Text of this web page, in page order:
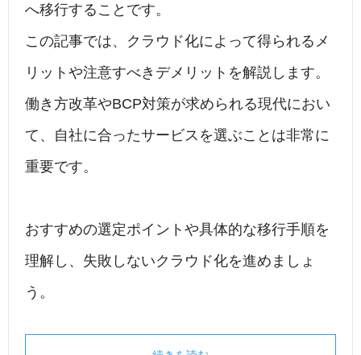
へ移行することです。
この記事では、クラウド化によって得られるメ
リットや注意すべきデメリットを解説します。
働き方改革やBCP対策が求められる現代におい
て、自社に合ったサービスを選ぶことは非常に
重要です。
おすすめの選定ポイントや具体的な移行手順を
理解し、失敗しないクラウド化を進めましょ
う。